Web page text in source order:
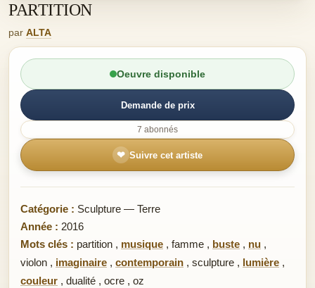
PARTITION
par ALTA
Oeuvre disponible
Demande de prix
7 abonnés
❤ Suivre cet artiste
Catégorie : Sculpture — Terre
Année : 2016
Mots clés : partition , musique , famme , buste , nu ,
violon , imaginaire , contemporain , sculpture , lumière ,
couleur , dualité , ocre , oz